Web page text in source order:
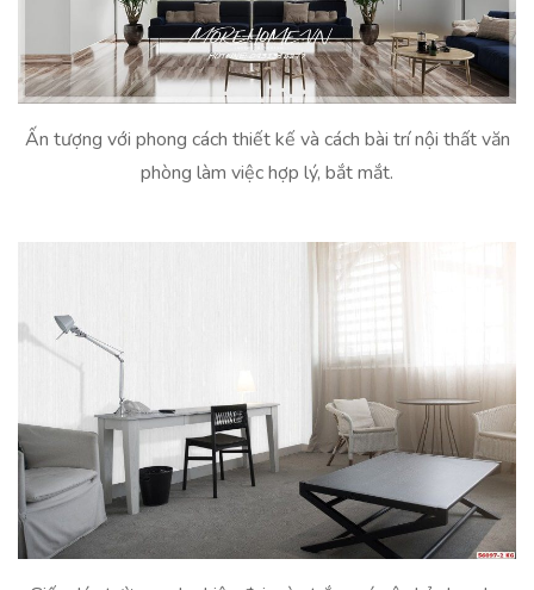
Ấn tượng với phong cách thiết kế và cách bài trí nội thất văn
phòng làm việc hợp lý, bắt mắt.